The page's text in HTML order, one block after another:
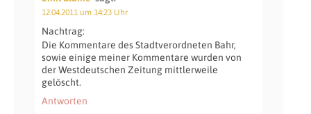
12.04.2011 um 14:23 Uhr
Nachtrag:
Die Kommentare des Stadtverordneten Bahr,
sowie einige meiner Kommentare wurden von
der Westdeutschen Zeitung mittlerweile
gelöscht.
Antworten